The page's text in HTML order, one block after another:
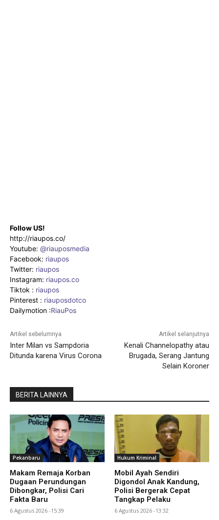
Follow US!
http://riaupos.co/
Youtube: @riauposmedia
Facebook: riaupos
Twitter: riaupos
Instagram: riaupos.co
Tiktok : riaupos
Pinterest : riauposdotco
Dailymotion :RiauPos
Artikel sebelumnya
Inter Milan vs Sampdoria
Ditunda karena Virus Corona
Artikel selanjutnya
Kenali Channelopathy atau
Brugada, Serang Jantung
Selain Koroner
BERITA LAINNYA
Pekanbaru
Makam Remaja Korban
Dugaan Perundungan
Dibongkar, Polisi Cari
Fakta Baru
6 Agustus 2026 -15:39
Hukum Kriminal
Mobil Ayah Sendiri
Digondol Anak Kandung,
Polisi Bergerak Cepat
Tangkap Pelaku
6 Agustus 2026 -13:32